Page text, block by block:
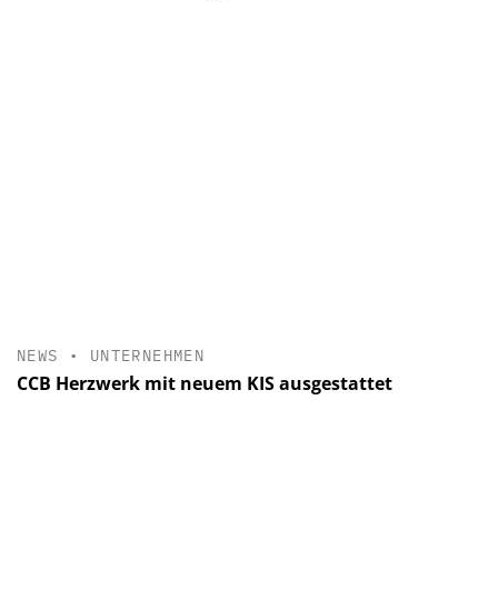
NEWS • UNTERNEHMEN
CCB Herzwerk mit neuem KIS ausgestattet